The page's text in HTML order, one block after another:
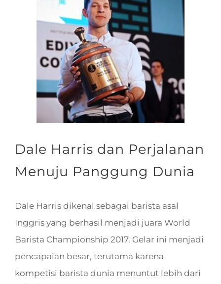
Dale Harris dan Perjalanan
Menuju Panggung Dunia
Dale Harris dikenal sebagai barista asal
Inggris yang berhasil menjadi juara World
Barista Championship 2017. Gelar ini menjadi
pencapaian besar, terutama karena
kompetisi barista dunia menuntut lebih dari